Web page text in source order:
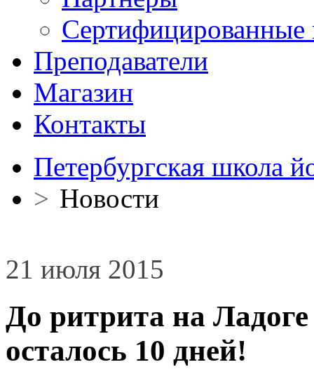
Сертифицированные
Преподаватели
Магазин
Контакты
Петербургская школа
> Новости
21 июля 2015
До ритрита на
осталось 10 дней!